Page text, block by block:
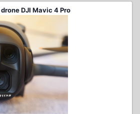
DJI Mavic 4 Pro